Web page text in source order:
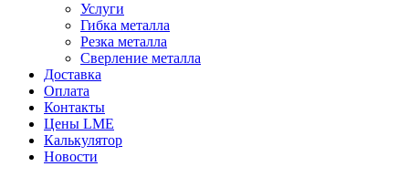
Услуги
Гибка металла
Резка металла
Сверление металла
Доставка
Оплата
Контакты
Цены LME
Калькулятор
Новости